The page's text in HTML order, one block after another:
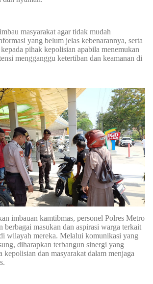
masyarakat agar tidak mudah
yang belum jelas kebenarannya, serta
pihak kepolisian apabila menemukan
mengganggu ketertiban dan keamanan di
imbauan kamtibmas, personel Polres Metro
berbagai masukan dan aspirasi warga terkait
wilayah mereka. Melalui komunikasi yang
diharapkan terbangun sinergi yang
kepolisian dan masyarakat dalam menjaga